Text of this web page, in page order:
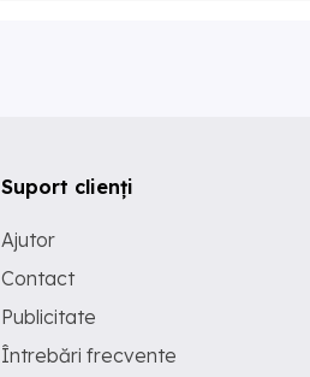
Suport clienți
Ajutor
Contact
Publicitate
Întrebări frecvente